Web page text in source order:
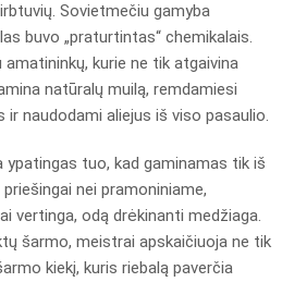
Sovietmečiu gamyba
buvo „praturtintas“ chemikalais.
kurie ne tik atgaivina
natūralų muilą, remdamiesi
naudodami aliejus iš viso pasaulio.
ypatingas tuo, kad gaminamas tik iš
nei pramoniniame,
vertinga, odą drėkinanti medžiaga.
šarmo, meistrai apskaičiuoja ne tik
kiekį, kuris riebalą paverčia